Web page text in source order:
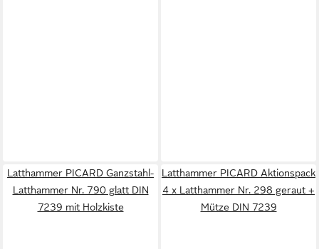
Latthammer PICARD Ganzstahl-
Latthammer Nr. 790 glatt DIN
7239 mit Holzkiste
Latthammer PICARD Aktionspack
4 x Latthammer Nr. 298 geraut +
Mütze DIN 7239